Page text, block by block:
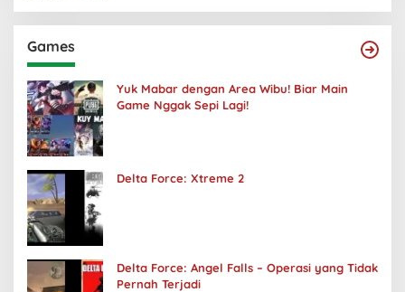
Games
Yuk Mabar dengan Area Wibu! Biar Main
Game Nggak Sepi Lagi!
Delta Force: Xtreme 2
Delta Force: Angel Falls – Operasi yang Tidak
Pernah Terjadi